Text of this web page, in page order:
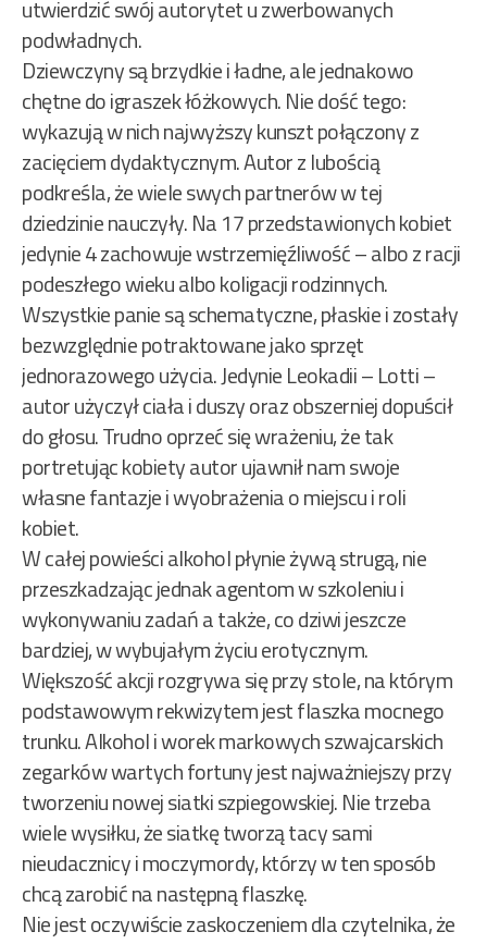
utwierdzić swój autorytet u zwerbowanych
podwładnych.
Dziewczyny są brzydkie i ładne, ale jednakowo
chętne do igraszek łóżkowych. Nie dość tego:
wykazują w nich najwyższy kunszt połączony z
zacięciem dydaktycznym. Autor z lubością
podkreśla, że wiele swych partnerów w tej
dziedzinie nauczyły. Na 17 przedstawionych kobiet
jedynie 4 zachowuje wstrzemięźliwość – albo z racji
podeszłego wieku albo koligacji rodzinnych.
Wszystkie panie są schematyczne, płaskie i zostały
bezwzględnie potraktowane jako sprzęt
jednorazowego użycia. Jedynie Leokadii – Lotti –
autor użyczył ciała i duszy oraz obszerniej dopuścił
do głosu. Trudno oprzeć się wrażeniu, że tak
portretując kobiety autor ujawnił nam swoje
własne fantazje i wyobrażenia o miejscu i roli
kobiet.
W całej powieści alkohol płynie żywą strugą, nie
przeszkadzając jednak agentom w szkoleniu i
wykonywaniu zadań a także, co dziwi jeszcze
bardziej, w wybujałym życiu erotycznym.
Większość akcji rozgrywa się przy stole, na którym
podstawowym rekwizytem jest flaszka mocnego
trunku. Alkohol i worek markowych szwajcarskich
zegarków wartych fortuny jest najważniejszy przy
tworzeniu nowej siatki szpiegowskiej. Nie trzeba
wiele wysiłku, że siatkę tworzą tacy sami
nieudacznicy i moczymordy, którzy w ten sposób
chcą zarobić na następną flaszkę.
Nie jest oczywiście zaskoczeniem dla czytelnika, że